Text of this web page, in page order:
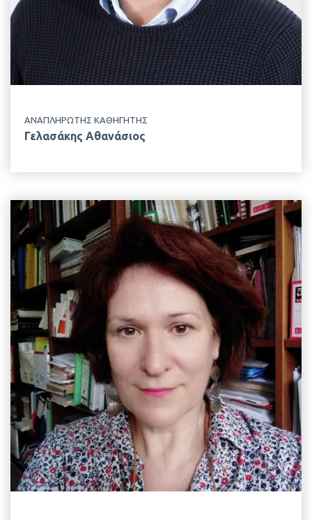
ΑΝΑΠΛΗΡΩΤΗΣ ΚΑΘΗΓΗΤΗΣ
Γελασάκης Αθανάσιος
ΕΡΓΑΣΤΗΡΙΟ
Ανατομίας & Φυσιολογίας Αγροτικών Ζώων
EMAIL
panagiota@aua.gr
ΤΗΛΕΦΩΝΟ
+30 210 529 4440
ΤΟΠΟΘΕΣΙΑ
Κτίριο Δημακόπουλου, 2ος Όροφος
ΕΡΓΑΣΤΗΡΙΟ
Γενικής & Ειδικής Ζωοτεχνίας